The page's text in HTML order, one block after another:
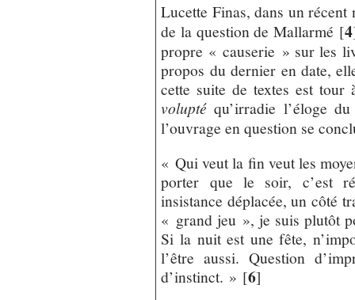
Lucette Finas, dans un récent
de la question de Mallarmé [4
propre « causerie » sur les
propos du dernier en date,
cette suite de textes est
volupté qu’irradie l’éloge
l’ouvrage en question se
« Qui veut la fin veut les
porter que le soir, c’est
insistance déplacée, un côté
« grand jeu », je suis plutôt
Si la nuit est une fête,
l’être aussi. Question
d’instinct. » [6]